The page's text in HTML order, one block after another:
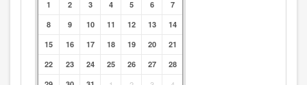
1 2 3 4 5 6
7
8
9 10 11 12 13
14
15
16 17 18 19 20
21
22
23 24 25 26 27
28